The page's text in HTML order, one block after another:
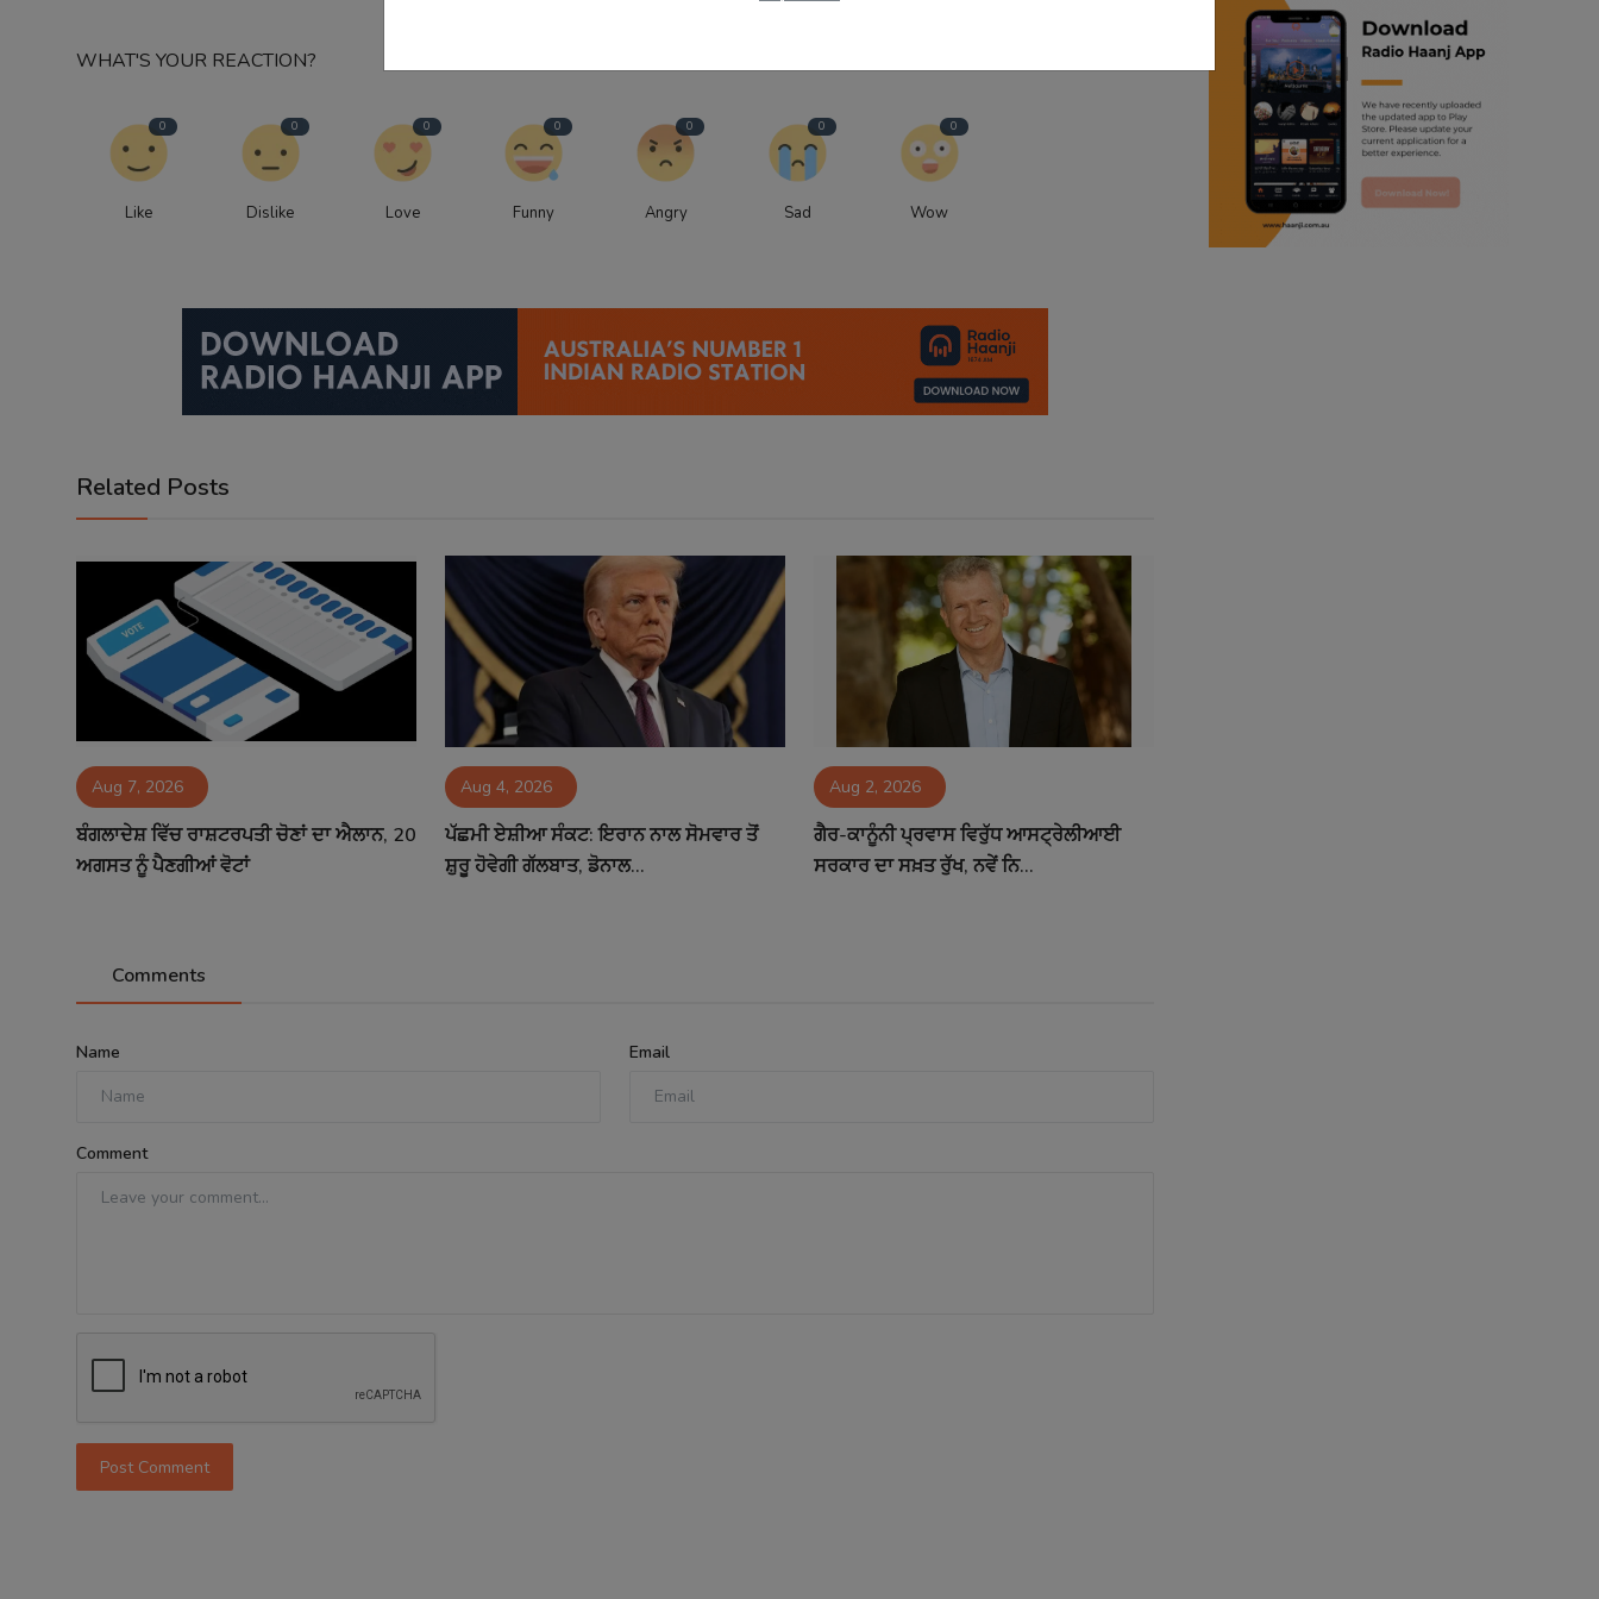
WHAT'S YOUR REACTION?
0
Like
0
Dislike
0
Love
0
Funny
0
Angry
0
Sad
0
Wow
Related Posts
Aug 7, 2026
ਬੰਗਲਾਦੇਸ਼ ਵਿੱਚ ਰਾਸ਼ਟਰਪਤੀ ਚੋਣਾਂ ਦਾ ਐਲਾਨ, 20
ਅਗਸਤ ਨੂੰ ਪੈਣਗੀਆਂ ਵੋਟਾਂ
Aug 4, 2026
ਪੱਛਮੀ ਏਸ਼ੀਆ ਸੰਕਟ: ਇਰਾਨ ਨਾਲ ਸੋਮਵਾਰ ਤੋਂ
ਸ਼ੁਰੂ ਹੋਵੇਗੀ ਗੱਲਬਾਤ, ਡੋਨਾਲ...
Aug 2, 2026
ਗੈਰ-ਕਾਨੂੰਨੀ ਪ੍ਰਵਾਸ ਵਿਰੁੱਧ ਆਸਟ੍ਰੇਲੀਆਈ
ਸਰਕਾਰ ਦਾ ਸਖ਼ਤ ਰੁੱਖ, ਨਵੇਂ ਨਿ...
Comments
Name Email
Comment
Post Comment
ranjodh singh
punjabi podcast australia
radio haanji updates
punjabi kahani